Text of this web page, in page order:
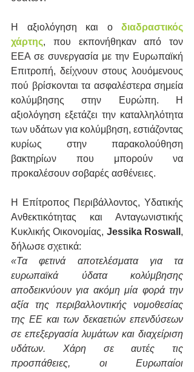
Η αξιολόγηση και ο διαδραστικός
χάρτης, που εκπονήθηκαν από τον
EEA σε συνεργασία με την Ευρωπαϊκή
Επιτροπή, δείχνουν στους λουόμενους
πού βρίσκονται τα ασφαλέστερα σημεία
κολύμβησης στην Ευρώπη. Η
αξιολόγηση εξετάζει την καταλληλότητα
των υδάτων για κολύμβηση, εστιάζοντας
κυρίως στην παρακολούθηση
βακτηρίων που μπορούν να
προκαλέσουν σοβαρές ασθένειες.
Η Επίτροπος Περιβάλλοντος, Υδατικής
Ανθεκτικότητας και Ανταγωνιστικής
Κυκλικής Οικονομίας, Jessika Roswall ,
δήλωσε σχετικά:
«Τα φετινά αποτελέσματα για τα
ευρωπαϊκά ύδατα κολύμβησης
αποδεικνύουν για ακόμη μία φορά την
αξία της περιβαλλοντικής νομοθεσίας
της ΕΕ και των δεκαετιών επενδύσεων
σε επεξεργασία λυμάτων και διαχείριση
υδάτων. Χάρη σε αυτές τις
προσπάθειες, οι Ευρωπαίοι